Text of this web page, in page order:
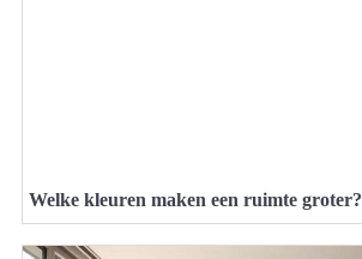
Welke kleuren maken een ruimte groter?